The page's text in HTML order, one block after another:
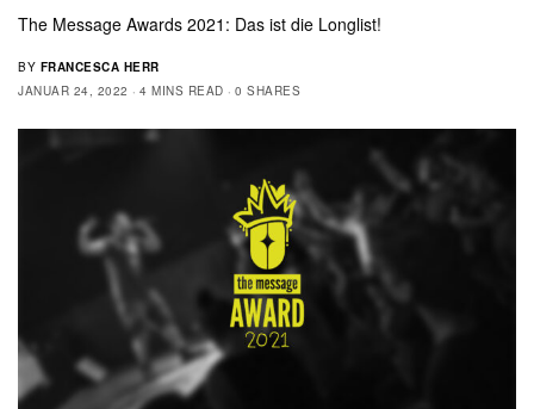
The Message Awards 2021: Das ist die Longlist!
BY FRANCESCA HERR
JANUAR 24, 2022
4 MINS READ 0 SHARES